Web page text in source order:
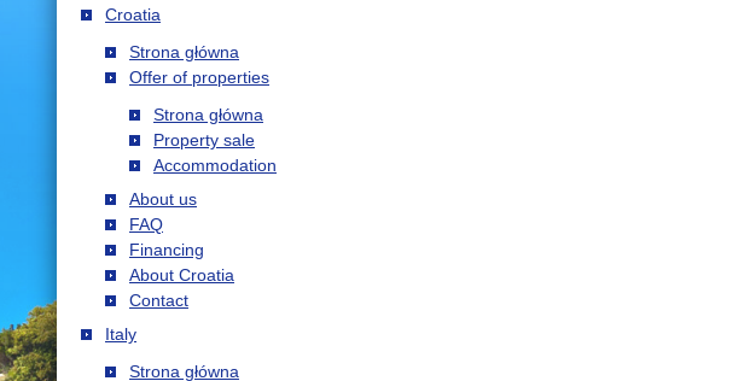
Croatia
Strona główna
Offer of properties
Strona główna
Property sale
Accommodation
About us
FAQ
Financing
About Croatia
Contact
Italy
Strona główna